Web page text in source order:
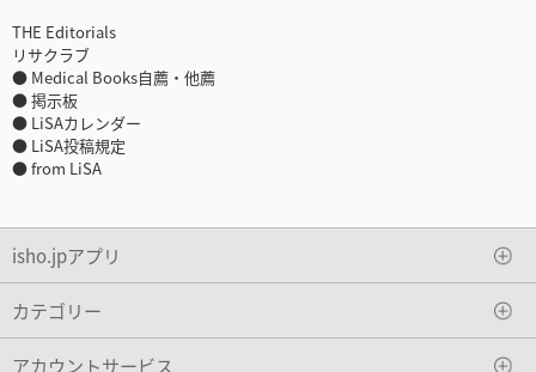
THE Editorials
リサクラブ
● Medical Books自薦・他薦
● 掲示板
● LiSAカレンダー
● LiSA投稿規定
● from LiSA
isho.jpアプリ
カテゴリー
アカウントサービス